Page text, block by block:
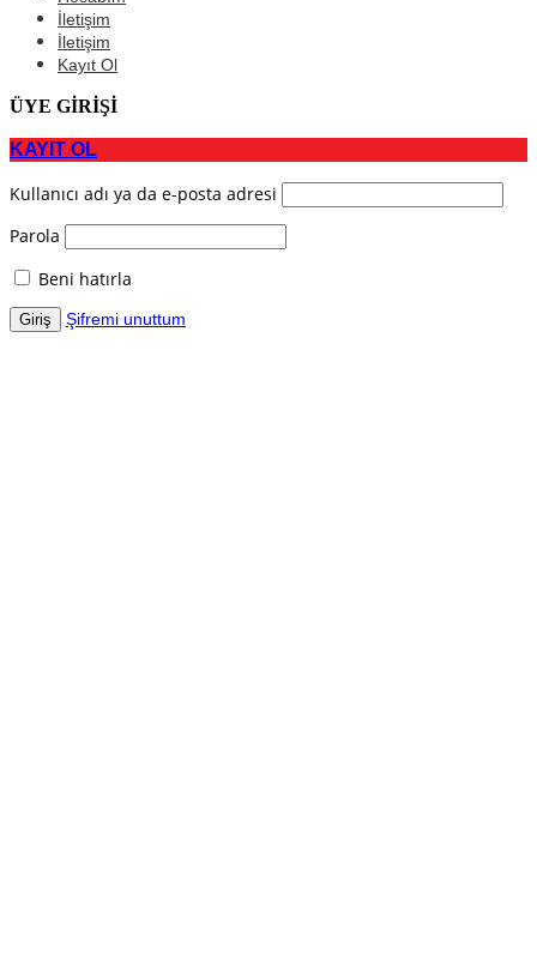
İletişim
İletişim
Kayıt Ol
ÜYE GİRİŞİ
KAYIT OL
Kullanıcı adı ya da e-posta adresi
Parola
Beni hatırla
Şifremi unuttum